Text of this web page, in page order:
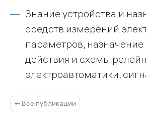
Знание устройства и
средств измерений
параметров,
действия и схемы
электроавтоматики,
← Все публикации